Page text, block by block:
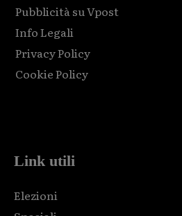
Pubblicità su Vpost
Info Legali
Privacy Policy
Cookie Policy
Link utili
Elezioni